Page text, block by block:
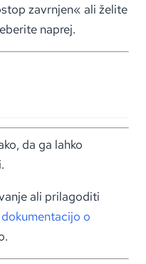
zavrnjen« ali želite
naprej.
da ga lahko
ali prilagoditi
o